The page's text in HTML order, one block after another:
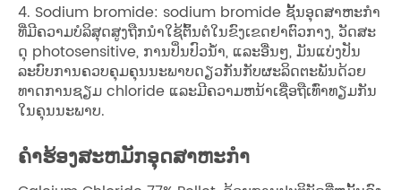
4. Sodium bromide: sodium bromide ຊັ້ນອຸດສາຫະກໍາ
ທີ່ມີຄວາມບໍລິສຸດສູງຖືກນໍາໃຊ້ຕົ້ນຕໍໃນຂົງເຂດຢາຕົວກາງ, ວັດສະ
ດຸ photosensitive, ການປິ່ນປົວນ້ໍາ, ແລະອື່ນໆ, ມັນແບ່ງປັນ
ລະບົບການຄວບຄຸມຄຸນນະພາບດຽວກັນກັບຜະລິດຕະພັນດ້ວຍ
ທາດການຊຽມ chloride ແລະມີຄວາມຫນ້າເຊື່ອຖືເທົ່າທຽມກັນ
ໃນຄຸນນະພາບ.
ຄໍາຮ້ອງສະຫມັກອຸດສາຫະກໍາ